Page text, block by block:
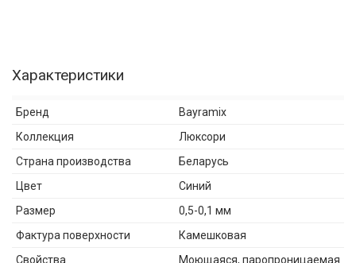
Характеристики
Бренд
Bayramix
Коллекция
Люксори
Страна производства
Беларусь
Цвет
Синий
Размер
0,5-0,1 мм
Фактура поверхности
Камешковая
Свойства
Моющаяся, паропроницаемая